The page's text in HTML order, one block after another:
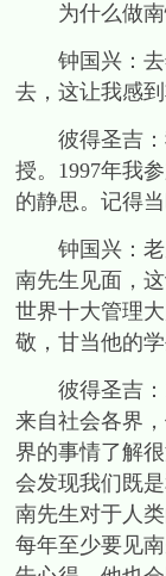
为什么做南
钟国兴：去年
去，这让我感
彼得圣吉：我
授。1997年我
的静思。记得
钟国兴：老先
南先生见面，
世界十大管理
敬，甘当他的学
彼得圣吉：
来自社会各界
界的事情了解
会发现我们既
南先生对于人
每年至少要见